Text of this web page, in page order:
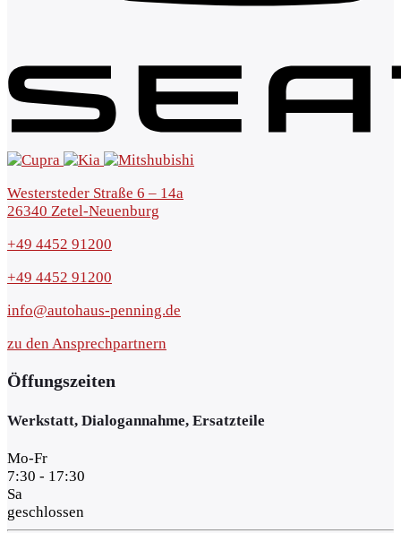
Westersteder Straße 6 – 14a
26340 Zetel-Neuenburg
+49 4452 91200
+49 4452 91200
info@autohaus-penning.de
zu den Ansprechpartnern
Öffungszeiten
Werkstatt, Dialogannahme, Ersatzteile
Mo-Fr
7:30 - 17:30
Sa
geschlossen